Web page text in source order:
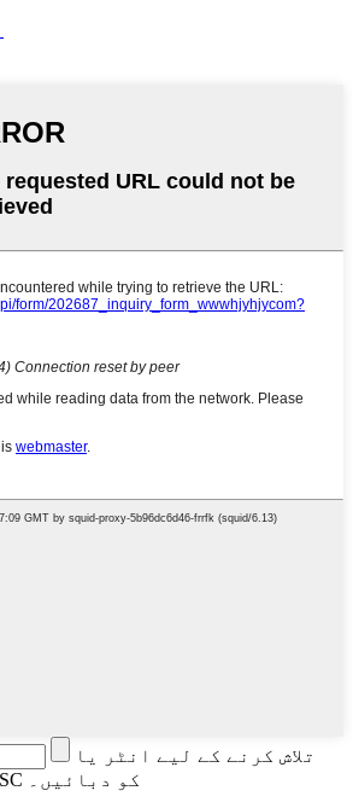
تلاش کرنے کے لیے انٹر یا
بند کرنے کے لیے ESC کو دبائیں۔